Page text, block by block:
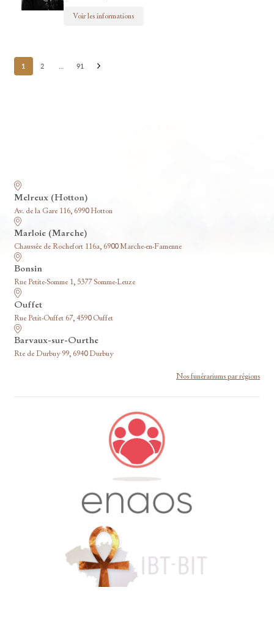
Voir les informations
Posts
pagination
1 2 91
Melreux (Hotton)
Av. de la Gare 116, 6990 Hotton
Marloie (Marche)
Chaussée de Rochefort 116a, 6900 Marche-en-Famenne
Bonsin
Rue Petite-Somme 1, 5377 Somme-Leuze
Ouffet
Rue Petit-Ouffet 67, 4590 Ouffet
Barvaux-sur-Ourthe
Rte de Durbuy 99, 6940 Durbuy
Nos funérariums par régions